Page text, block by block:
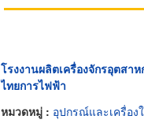
โรงงานผลิตเครื่องจักรอุตสา
ไทยการไฟฟ้า
หมวดหมู่ : อุปกรณ์และเครื่อง